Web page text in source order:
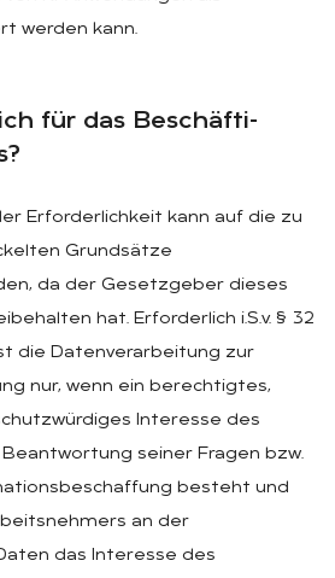
werden kann.
für das Be­schäf­ti­
Erforderlichkeit kann auf die zu
Grundsätze
da der Gesetzgeber dieses
hat. Erforderlich i.S.v. § 32
ist die Datenverarbeitung zur
nur, wenn ein berechtigtes,
Interesse des
seiner Fragen bzw.
besteht und
an der
das Interesse des